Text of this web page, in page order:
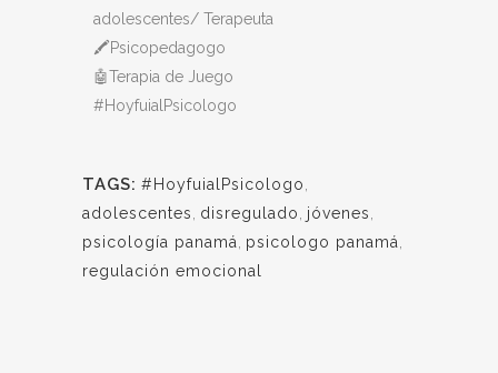
adolescentes/ Terapeuta
🖍Psicopedagogo
🤖Terapia de Juego
#HoyfuialPsicologo
TAGS: #HoyfuialPsicologo
adolescentes
disregulado jóvenes
psicología panamá
psicologo panamá
regulación emocional